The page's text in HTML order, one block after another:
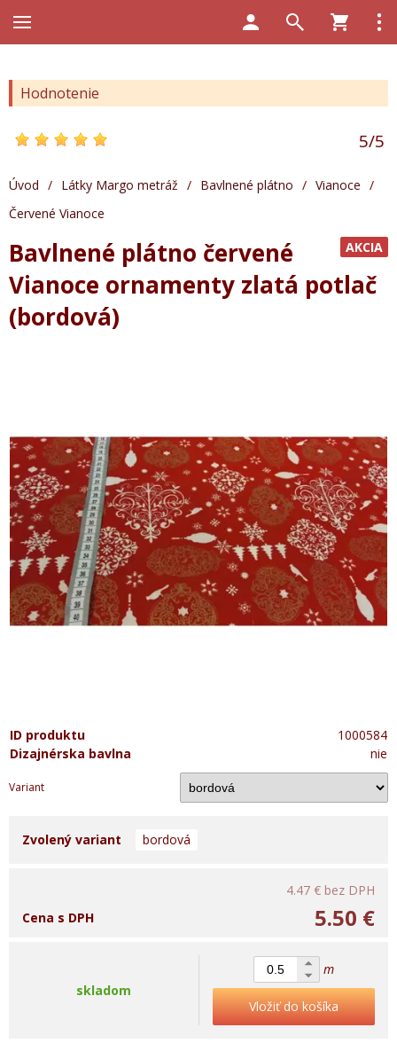
Hodnotenie
5/5
Úvod / Látky Margo metráž / Bavlnené plátno / Vianoce /
Červené Vianoce
AKCIA
Bavlnené plátno červené
Vianoce ornamenty zlatá potlač
(bordová)
ID produktu
1000584
Dizajnérska bavlna
nie
Variant
Zvolený variant bordová
4.47 € bez DPH
5.50 €
Cena s DPH
skladom
m
Vložiť do košíka